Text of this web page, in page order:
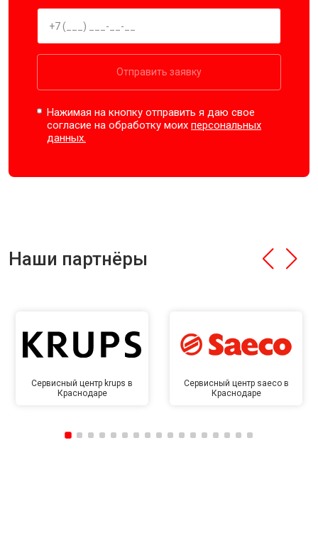
Отправить заявку
Нажимая на кнопку отправить я даю свое
согласие на обработку моихперсональных
данных.
Наши партнёры
Сервисный центр krups в
Краснодаре
Сервисный центр saeco в
Краснодаре